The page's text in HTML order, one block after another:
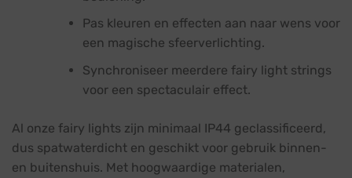
Pas kleuren en effecten aan naar wens voor
een magische sfeerverlichting.
Synchroniseer meerdere fairy light strings
voor een spectaculair effect.
Al onze fairy lights zijn minimaal IP44 geclassificeerd,
dus spatwaterdicht en geschikt voor gebruik binnen-
en buitenshuis. Met hoogwaardige materialen,